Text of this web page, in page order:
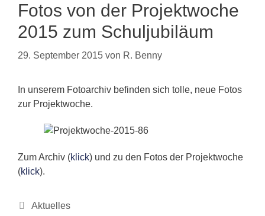
Fotos von der Projektwoche
2015 zum Schuljubiläum
29. September 2015 von R. Benny
In unserem Fotoarchiv befinden sich tolle, neue Fotos
zur Projektwoche.
Zum Archiv (klick) und zu den Fotos der Projektwoche
(klick).
Kategorien
Aktuelles